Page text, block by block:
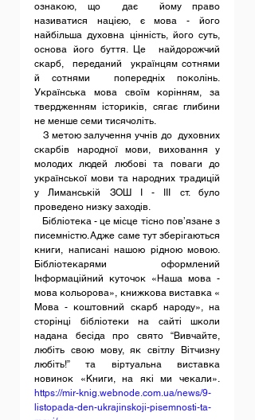
ознакою, що  дає  йому право
називатися нацією, є мова - його
найбільша духовна цінність, його суть,
основа його буття. Це  найдорожчий
скарб,  переданий  українцям сотнями
й сотнями  попередніх поколінь.
Українська мова своїм корінням, за
твердженням істориків, сягає глибини
не менше семи тисячоліть.
скарбів народної мови, виховання у
молодих людей любові та поваги до
української мови та народних традицій
у Лиманській ЗОШ І - ІІІ ст. було
проведено низку заходів.
писемністю. Адже саме тут зберігаються
книги, написані нашою рідною мовою.
Бібліотекарями оформлений
Інформаційний куточок «Наша мова -
мова кольорова», книжкова виставка «
Мова - коштовний скарб народу», на
сторінці бібліотеки на сайті школи
надана бесіда про свято “Вивчайте,
любіть свою мову, як світлу Вітчизну
любіть!” та віртуальна виставка
https://mir-knig.webnode.com.ua/news/9-
listopada-den-ukrajinskoji-pisemnosti-ta-